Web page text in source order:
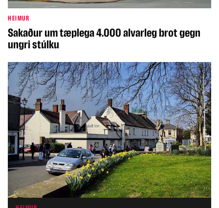
HEIMUR
Sakaður um tæplega 4.000 alvarleg brot gegn
ungri stúlku